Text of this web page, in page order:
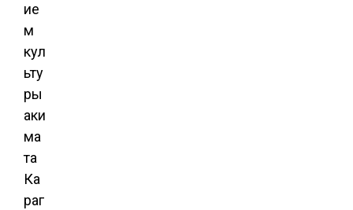
ие
м
кул
ьту
ры
аки
ма
та
Ка
раг